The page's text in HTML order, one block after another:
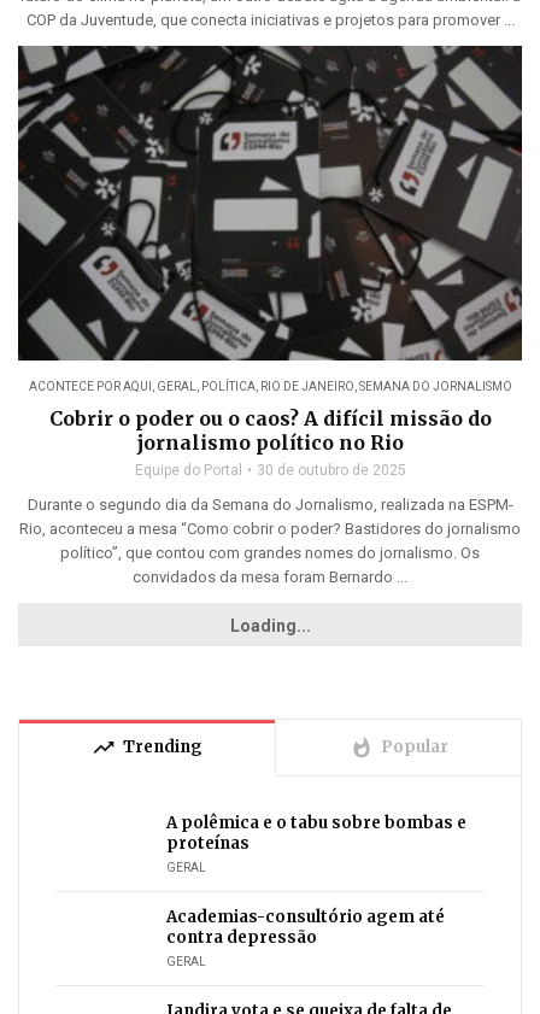
COP da Juventude, que conecta iniciativas e projetos para promover ...
ACONTECE POR AQUI , GERAL, POLÍTICA, RIO DE JANEIRO,SEMANA DO JORNALISMO
Cobrir o poder ou o caos? A difícil missão do
jornalismo político no Rio
Equipe do Portal 30 de outubro de 2025
Durante o segundo dia da Semana do Jornalismo, realizada na ESPM-
Rio, aconteceu a mesa “Como cobrir o poder? Bastidores do jornalismo
político”, que contou com grandes nomes do jornalismo. Os
convidados da mesa foram Bernardo ...
Loading...
trending_up Trending whatshot Popular
A polêmica e o tabu sobre bombas e
proteínas
GERAL
Academias-consultório agem até
contra depressão
GERAL